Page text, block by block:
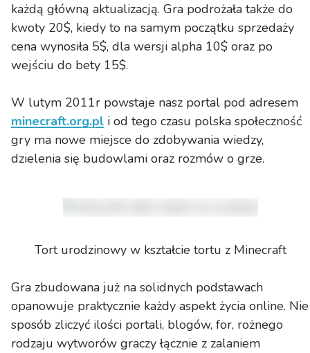
każdą główną aktualizacją. Gra podrożała także do
kwoty 20$, kiedy to na samym początku sprzedaży
cena wynosiła 5$, dla wersji alpha 10$ oraz po
wejściu do bety 15$.
W lutym 2011r powstaje nasz portal pod adresem
minecraft.org.pl i od tego czasu polska społeczność
gry ma nowe miejsce do zdobywania wiedzy,
dzielenia się budowlami oraz rozmów o grze.
Tort urodzinowy w kształcie tortu z Minecraft
Gra zbudowana już na solidnych podstawach
opanowuje praktycznie każdy aspekt życia online. Nie
sposób zliczyć ilości portali, blogów, for, rożnego
rodzaju wytworów graczy łącznie z zalaniem